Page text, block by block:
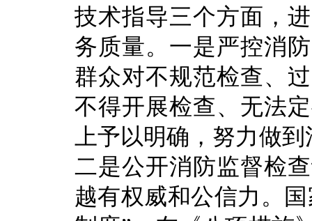
技术指导三个方面，
务质量。一是严控消
群众对不规范检查、
不得开展检查、无法
上予以明确，努力做
二是公开消防监督检
越有权威和公信力。